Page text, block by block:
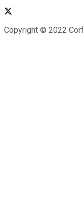
Copyright © 2022